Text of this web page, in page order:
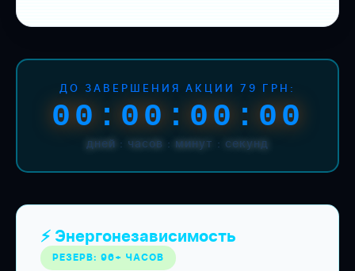
ДО ЗАВЕРШЕНИЯ АКЦИИ 79 ГРН:
00:00:00:00
дней : часов : минут : секунд
⚡ Энергонезависимость
РЕЗЕРВ: 96+ ЧАСОВ